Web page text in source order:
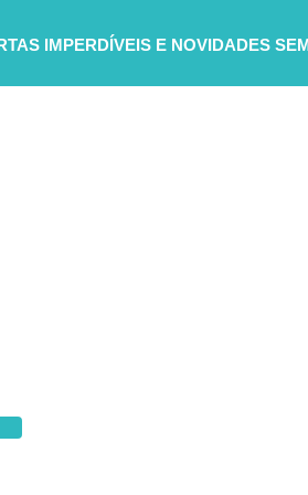
IMPERDÍVEIS E NOVIDADES